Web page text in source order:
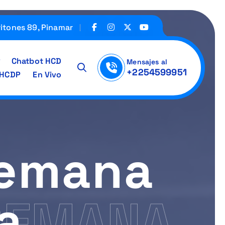
89, Pinamar
Chatbot HCD
En Vivo
Mensajes al
+2254599951